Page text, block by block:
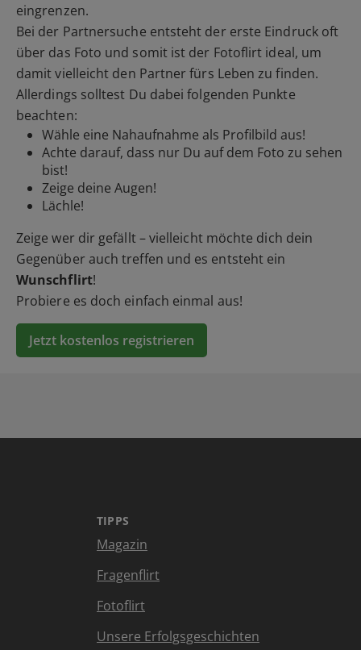
eingrenzen.
Bei der Partnersuche entsteht der erste Eindruck oft
über das Foto und somit ist der Fotoflirt ideal, um
damit vielleicht den Partner fürs Leben zu finden.
Allerdings solltest Du dabei folgenden Punkte
beachten:
Wähle eine Nahaufnahme als Profilbild aus!
Achte darauf, dass nur Du auf dem Foto zu sehen
bist!
Zeige deine Augen!
Lächle!
Zeige wer dir gefällt – vielleicht möchte dich dein
Gegenüber auch treffen und es entsteht ein
Wunschflirt!
Probiere es doch einfach einmal aus!
Jetzt kostenlos registrieren
TIPPS
Magazin
Fragenflirt
Fotoflirt
Unsere Erfolgsgeschichten